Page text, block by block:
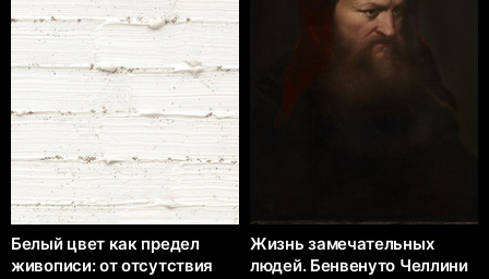
Белый цвет как предел
живописи: от отсутствия
Жизнь замечательных
людей. Бенвенуто Челлини